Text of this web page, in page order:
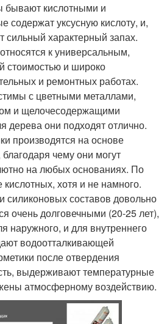
бывают кислотными и
содержат уксусную кислоту, и,
сильный характерный запах.
к универсальным,
стоимостью и широко
и ремонтных работах.
с цветными металлами,
и щелочесодержащими
дерева они подходят отлично.
производятся на основе
чему они могут
на любых основаниях. По
хотя и не намного.
силиконовых составов довольно
очень долговечными (20-25 лет),
наружного, и для внутреннего
водоотталкивающей
после отвердения
выдерживают температурные
атмосферному воздействию.